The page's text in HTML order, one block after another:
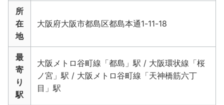
所
在
地
大阪府大阪市都島区都島本通1-11-18
最
寄
り
駅
大阪メトロ谷町線「都島」駅 / 大阪環状線「桜
ノ宮」駅 / 大阪メトロ谷町線「天神橋筋六丁
目」駅